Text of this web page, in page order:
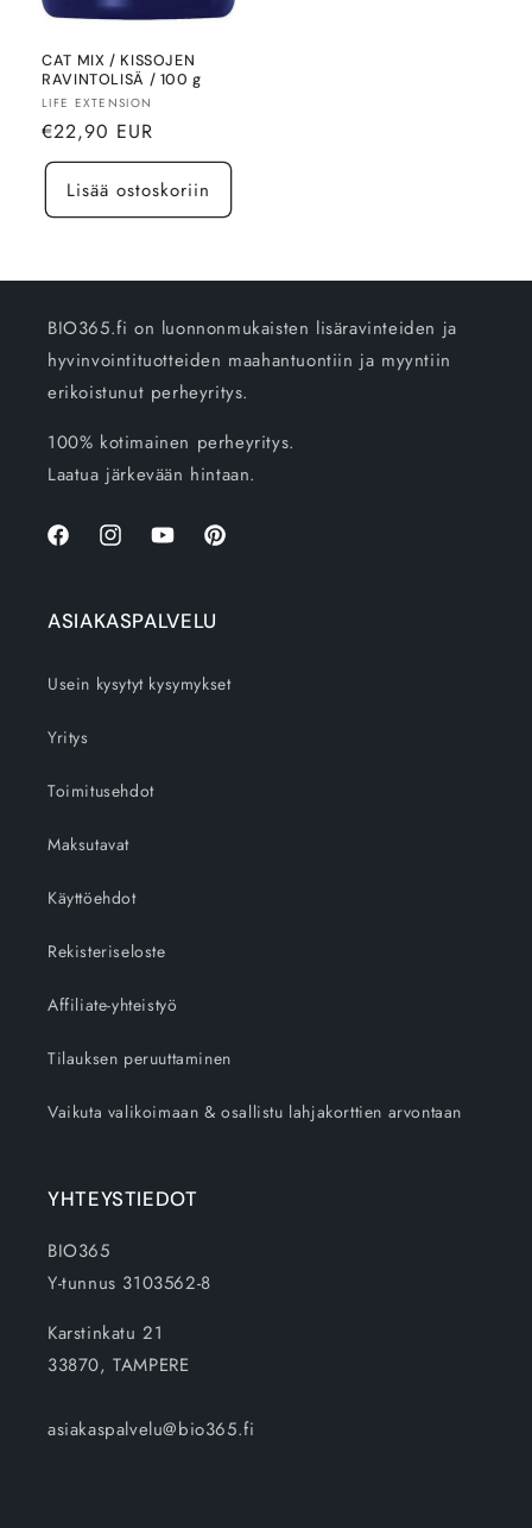
CAT MIX / KISSOJEN
RAVINTOLISÄ / 100 g
Myyjä:
LIFE EXTENSION
Normaalihinta
€22,90 EUR
Lisää ostoskoriin
BIO365.fi on luonnonmukaisten lisäravinteiden ja
hyvinvointituotteiden maahantuontiin ja myyntiin
erikoistunut perheyritys.
100% kotimainen perheyritys.
Laatua järkevään hintaan.
FacebookInstagramYouTubePinterest
ASIAKASPALVELU
Usein kysytyt kysymykset
Yritys
Toimitusehdot
Maksutavat
Käyttöehdot
Rekisteriseloste
Affiliate-yhteistyö
Tilauksen peruuttaminen
Vaikuta valikoimaan & osallistu lahjakorttien arvontaan
YHTEYSTIEDOT
BIO365
Y-tunnus 3103562-8
Karstinkatu 21
33870, TAMPERE
asiakaspalvelu@bio365.fi